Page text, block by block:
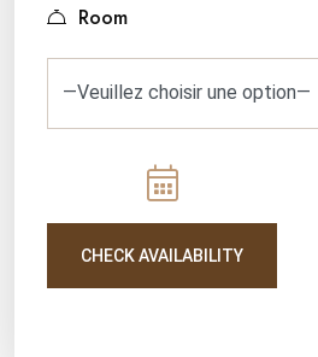
Room
CHECK AVAILABILITY